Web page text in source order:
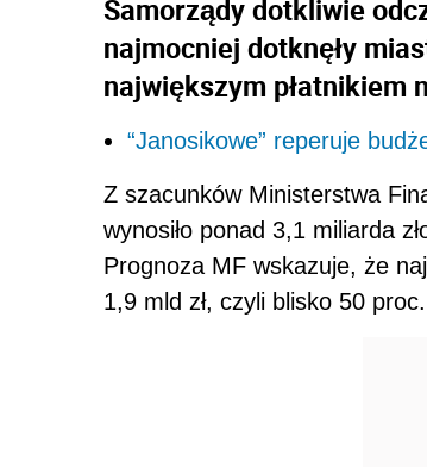
Samorządy dotkliwie
najmocniej dotknęły
największym płatnikiem
“Janosikowe” reperuje
Z szacunków Ministerstwa
wynosiło ponad 3,1 miliarda
Prognoza MF wskazuje, że
1,9 mld zł, czyli blisko 50